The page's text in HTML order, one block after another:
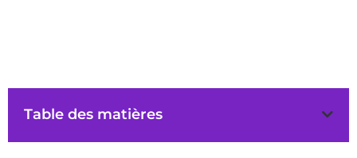
Table des matières